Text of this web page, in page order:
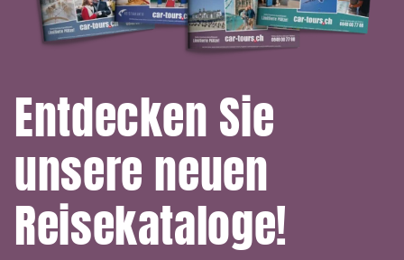
Entdecken Sie
unsere neuen
Reisekataloge!